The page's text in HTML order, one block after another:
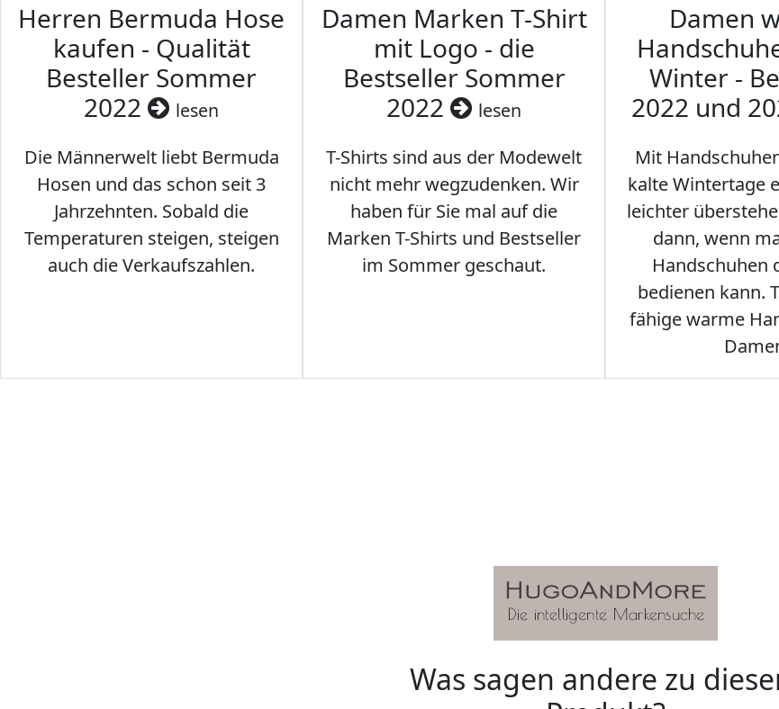
Herren Bermuda Hose
kaufen - Qualität
Besteller Sommer
2022
lesen
Die Männerwelt liebt Bermuda
Hosen und das schon seit 3
Jahrzehnten. Sobald die
Temperaturen steigen, steigen
auch die Verkaufszahlen.
Damen Marken T-Shirt
mit Logo - die
Bestseller Sommer
2022
lesen
T-Shirts sind aus der Modewelt
nicht mehr wegzudenken. Wir
haben für Sie mal auf die
Marken T-Shirts und Bestseller
im Sommer geschaut.
Damen
Winter -
2022 und
Mit
kalte Wintertage
leichter
dann, wenn
Handschuhen
bedienen kann.
fähige warme
Was sagen andere zu